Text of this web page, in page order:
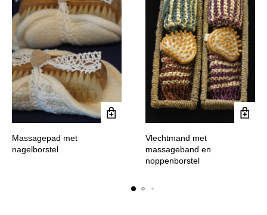
Massagepad met
nagelborstel
Vlechtmand met
massageband en
noppenborstel